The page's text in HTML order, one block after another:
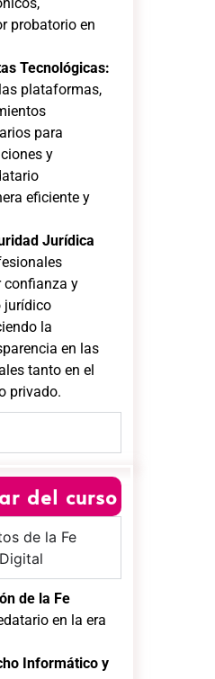
probatorio en
Tecnológicas:
plataformas,
para
y
eficiente y
Jurídica
confianza y
jurídico
la
en las
tanto en el
privado.
del curso
de la Fe
de la Fe
en la era
Informático y